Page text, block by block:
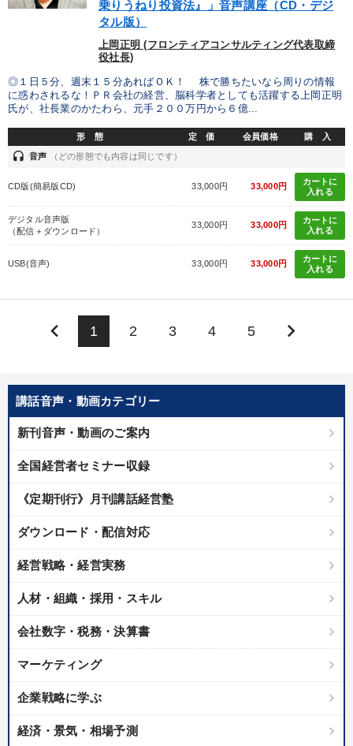
講話音声・動画カテゴリー
新刊音声・動画のご案内
全国経営者セミナー収録
《定期刊行》月刊講話経営塾
ダウンロード・配信対応
経営戦略・経営実務
人材・組織・採用・スキル
会社数字・税務・決算書
マーケティング
企業戦略に学ぶ
経済・景気・相場予測
乗りうねり投資法』」音声講座（CD・デジ
タル版）
上岡正明 (フロンティアコンサルティング代表取締
役社長)
◎１日５分、週末１５分あればＯＫ！ 株で勝ちたいなら周りの情報
に惑わされるな！ＰＲ会社の経営、脳科学者としても活躍する上岡正明
氏が、社長業のかたわら、元手２００万円から６億...
形 態 定 価 会員価格 購 入
headset 音声 （どの形態でも内容は同じです）
CD版(簡易版CD) 33,000円 33,000円
カートに
入れる
デジタル音声版
（配信＋ダウンロード）
33,000円 33,000円
カートに
入れる
USB(音声) 33,000円 33,000円
カートに
入れる
keyboard_arrow_left 1 2 3 4 5 keyboard_arrow_right